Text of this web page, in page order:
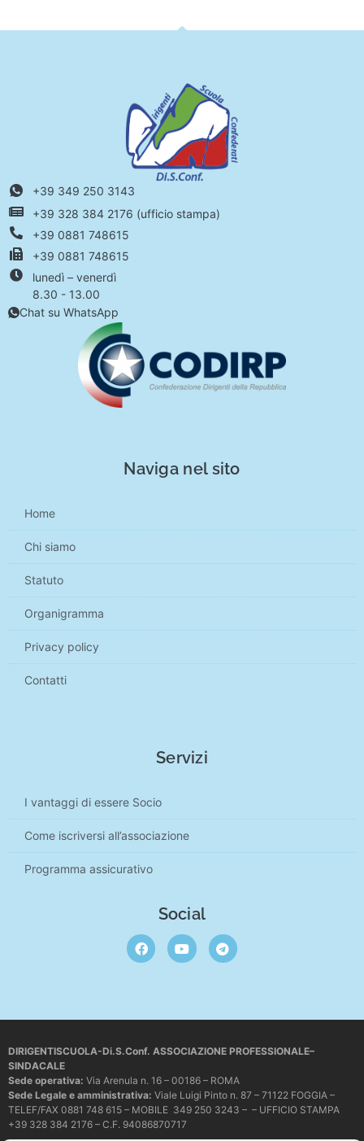
+39 349 250 3143
+39 328 384 2176 (ufficio stampa)
+39 0881 748615
+39 0881 748615
lunedì – venerdì
8.30 - 13.00
Chat su WhatsApp
Naviga nel sito
Home
Chi siamo
Statuto
Organigramma
Privacy policy
Contatti
Servizi
I vantaggi di essere Socio
Come iscriversi all’associazione
Programma assicurativo
Social
DIRIGENTISCUOLA-Di.S.Conf. ASSOCIAZIONE PROFESSIONALE–
SINDACALE
Sede operativa: Via Arenula n. 16 – 00186 – ROMA
Sede Legale e amministrativa: Viale Luigi Pinto n. 87 – 71122 FOGGIA –
TELEF/FAX 0881 748 615 – MOBILE 349 250 3243 – – UFFICIO STAMPA
+39 328 384 2176 – C.F. 94086870717